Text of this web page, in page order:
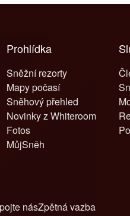
Prohlídka
Sněžní rezorty
Mapy počasí
Sněhový přehled
Novinky z Whiteroom
Fotos
MůjSněh
násZpětná vazba